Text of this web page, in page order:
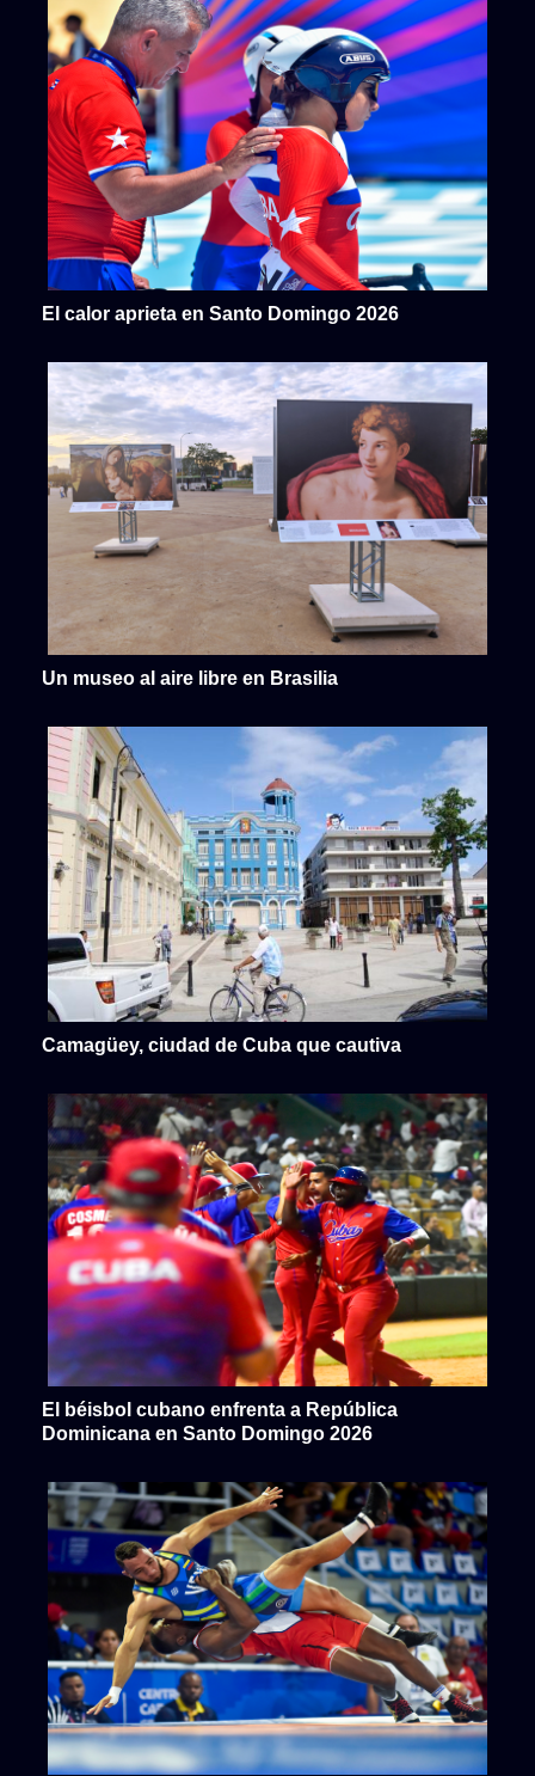
El calor aprieta en Santo Domingo 2026
Un museo al aire libre en Brasilia
Camagüey, ciudad de Cuba que cautiva
El béisbol cubano enfrenta a República
Dominicana en Santo Domingo 2026